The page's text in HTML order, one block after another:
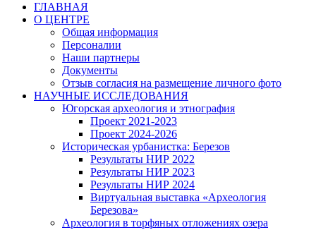
ГЛАВНАЯ
О ЦЕНТРЕ
Общая информация
Персоналии
Наши партнеры
Документы
Отзыв согласия на размещение личного фото
НАУЧНЫЕ ИССЛЕДОВАНИЯ
Югорская археология и этнография
Проект 2021-2023
Проект 2024-2026
Историческая урбанистка: Березов
Результаты НИР 2022
Результаты НИР 2023
Результаты НИР 2024
Виртуальная выставка «Археология
Березова»
Археология в торфяных отложениях озера